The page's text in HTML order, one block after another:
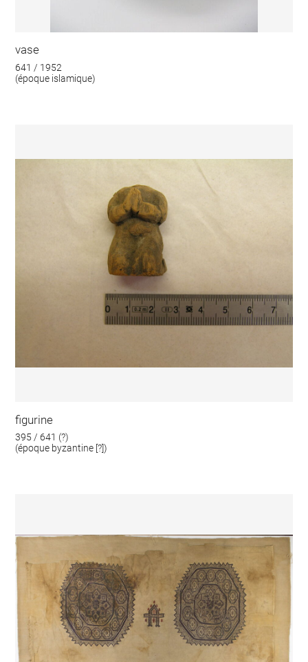
vase
641 / 1952
(époque islamique)
figurine
395 / 641 (?)
(époque byzantine [?])